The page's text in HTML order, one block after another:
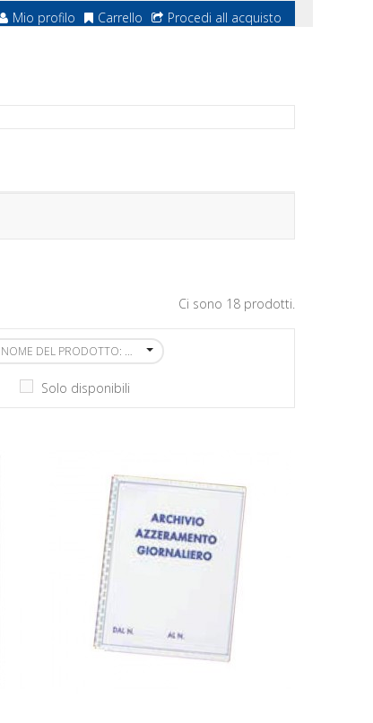
Mio profilo Carrello Procedi all acquisto
Ci sono 18 prodotti.
NOME DEL PRODOTTO: DALLA A ALLA Z
Solo disponibili